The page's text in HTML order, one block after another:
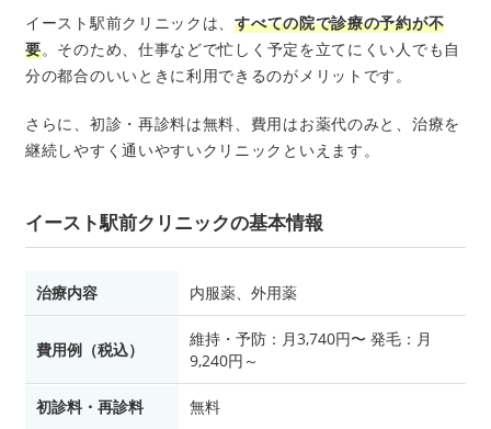
イースト駅前クリニックは、すべての院で診療の予約が不
要。そのため、仕事などで忙しく予定を立てにくい人でも自
分の都合のいいときに利用できるのがメリットです。
さらに、初診・再診料は無料、費用はお薬代のみと、治療を
継続しやすく通いやすいクリニックといえます。
イースト駅前クリニックの基本情報
治療内容 内服薬、外用薬
費用例（税込）
維持・予防：月3,740円〜 発毛：月
9,240円～
初診料・再診料 無料